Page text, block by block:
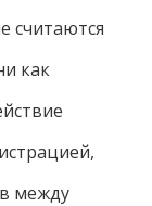
считаются
как
между